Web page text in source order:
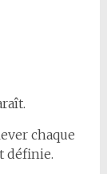
chaque
définie.